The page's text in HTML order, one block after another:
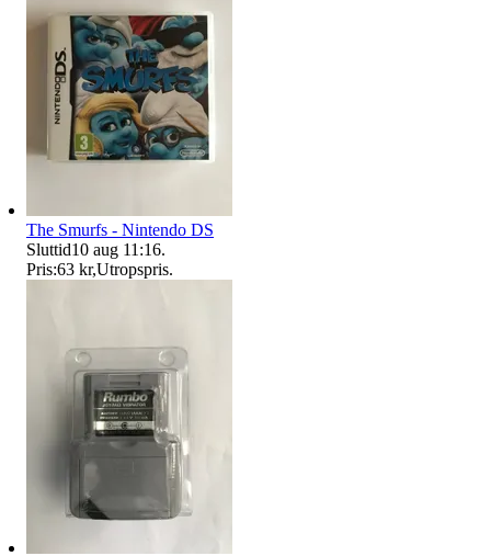
The Smurfs - Nintendo DS
Sluttid10 aug 11:16.
Pris:63 kr,Utropspris.